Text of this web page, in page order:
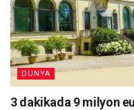
DÜNYA
3 dakikada 9 milyon